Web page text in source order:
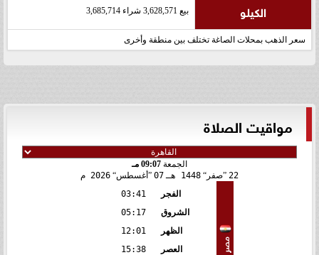
الكيلو بيع 3,628,571 شراء 3,685,714
سعر الذهب بمحلات الصاغة تختلف بين منطقة وأخرى
مواقيت الصلاة
الجمعة 09:07 مـ
22
صفر 1448 هـ 07 أغسطس 2026 م
مصر
الفجر
03:41
الشروق
05:17
الظهر
12:01
العصر
15:38